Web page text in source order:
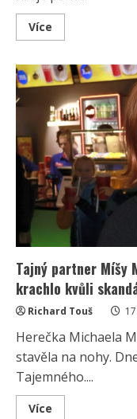
Více
more
Carda
prozradil,
jak
moc
mu
záleží
na
penězích.
I
v
69
letech
má
spoustu
práce
Tajný partner Míšy
krachlo kvůli
Richard Touš
Herečka Michaela
stavěla na nohy.
Tajemného....
Více